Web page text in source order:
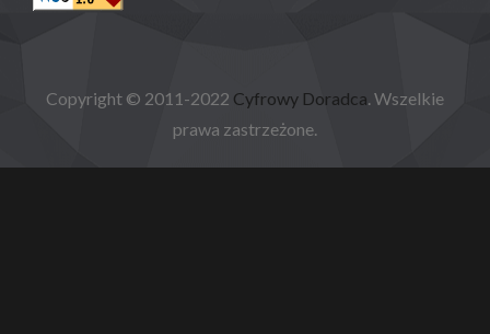
Copyright © 2011-2022 Cyfrowy Doradca . Wszelkie
prawa zastrzeżone.